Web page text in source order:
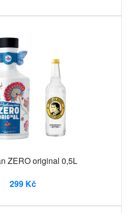
ZERO original 0,5L
299 Kč